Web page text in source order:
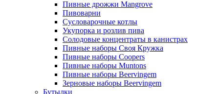
Пивные дрожжи Mangrove
Пивоварни
Сусловарочные котлы
Укупорка и розлив пива
Солодовые концентраты в канистрах
Пивные наборы Своя Кружка
Пивные наборы Coopers
Пивные наборы Muntons
Пивные наборы Beervingem
Зерновые наборы Beervingem
Бутылки